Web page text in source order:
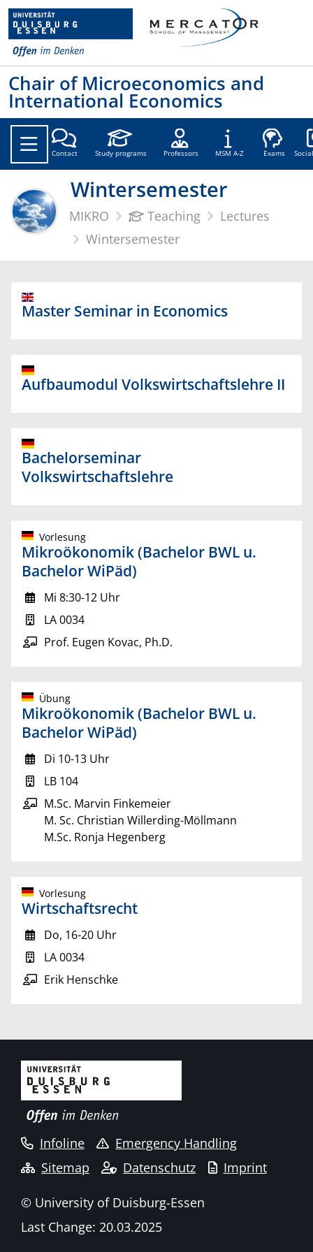
Chair of Microeconomics and
International Economics
Contact Study programs Professors MSM A-Z Exams
Wintersemester
MIKRO Teaching
Lectures
Wintersemester
Master Seminar in Economics
Aufbaumodul Volkswirtschaftslehre II
Bachelorseminar
Volkswirtschaftslehre
Vorlesung
Mikroökonomik (Bachelor BWL u.
Bachelor WiPäd)
Mi 8:30-12 Uhr
LA 0034
Prof. Eugen Kovac, Ph.D.
Übung
Mikroökonomik (Bachelor BWL u.
Bachelor WiPäd)
Di 10-13 Uhr
LB 104
M.Sc. Marvin Finkemeier
M. Sc. Christian Willerding-Möllmann
M.Sc. Ronja Hegenberg
Vorlesung
Wirtschaftsrecht
Do, 16-20 Uhr
LA 0034
Erik Henschke
Infoline
Emergency Handling
Sitemap
Datenschutz Imprint
© University of Duisburg-Essen
Last Change: 20.03.2025